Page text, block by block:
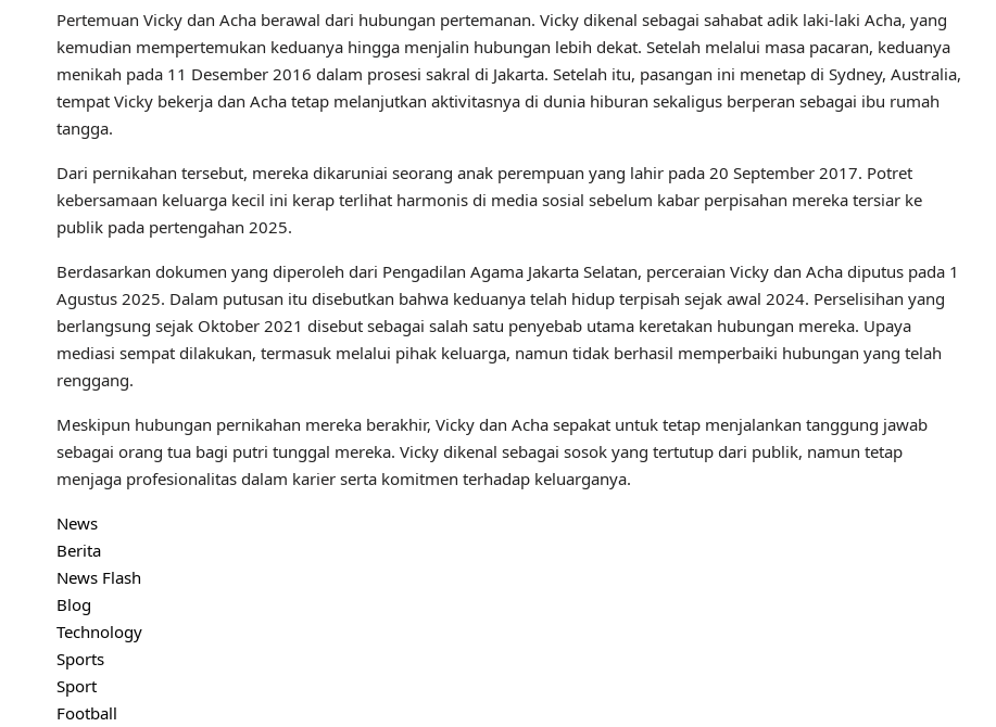
Pertemuan Vicky dan Acha berawal dari hubungan pertemanan. Vicky dikenal sebagai sahabat adik laki-laki Acha, yang
kemudian mempertemukan keduanya hingga menjalin hubungan lebih dekat. Setelah melalui masa pacaran, keduanya
menikah pada 11 Desember 2016 dalam prosesi sakral di Jakarta. Setelah itu, pasangan ini menetap di Sydney, Australia,
tempat Vicky bekerja dan Acha tetap melanjutkan aktivitasnya di dunia hiburan sekaligus berperan sebagai ibu rumah
tangga.
Dari pernikahan tersebut, mereka dikaruniai seorang anak perempuan yang lahir pada 20 September 2017. Potret
kebersamaan keluarga kecil ini kerap terlihat harmonis di media sosial sebelum kabar perpisahan mereka tersiar ke
publik pada pertengahan 2025.
Berdasarkan dokumen yang diperoleh dari Pengadilan Agama Jakarta Selatan, perceraian Vicky dan Acha diputus pada 1
Agustus 2025. Dalam putusan itu disebutkan bahwa keduanya telah hidup terpisah sejak awal 2024. Perselisihan yang
berlangsung sejak Oktober 2021 disebut sebagai salah satu penyebab utama keretakan hubungan mereka. Upaya
mediasi sempat dilakukan, termasuk melalui pihak keluarga, namun tidak berhasil memperbaiki hubungan yang telah
renggang.
Meskipun hubungan pernikahan mereka berakhir, Vicky dan Acha sepakat untuk tetap menjalankan tanggung jawab
sebagai orang tua bagi putri tunggal mereka. Vicky dikenal sebagai sosok yang tertutup dari publik, namun tetap
menjaga profesionalitas dalam karier serta komitmen terhadap keluarganya.
News
Berita
News Flash
Blog
Technology
Sports
Sport
Football